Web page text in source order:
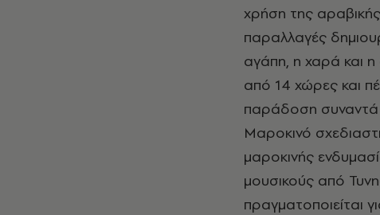
χρήση της
παραλλαγές
αγάπη, η χαρά και
από 14 χώρες και
παράδοση συναντά
Μαροκινό
μαροκινής
μουσικούς από
πραγματοποιείται